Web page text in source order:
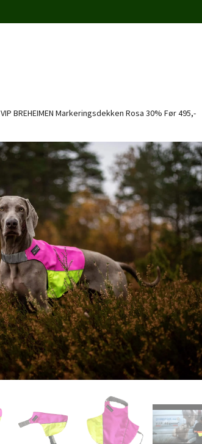
VIP BREHEIMEN Markeringsdekken Rosa 30% Før 495,-